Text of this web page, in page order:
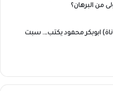
من البرهان؟
ابوبكر محمود يكتب…. سبت